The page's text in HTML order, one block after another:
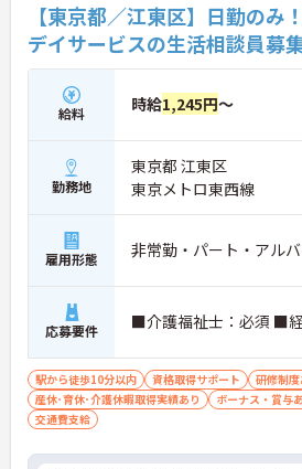
【東京都／江東区】日勤の
デイサービスの生活相談員募
給料 時給1,245円～
勤務地
東京都 江東区
東京メトロ東西線
雇用形態 非常勤・パート・アル
応募要件 ■介護福祉士：必須 ■
駅から徒歩10分以内 資格取得サポート
研修制度
産休･育休･介護休暇取得実績あり
ボーナス・賞与
交通費支給